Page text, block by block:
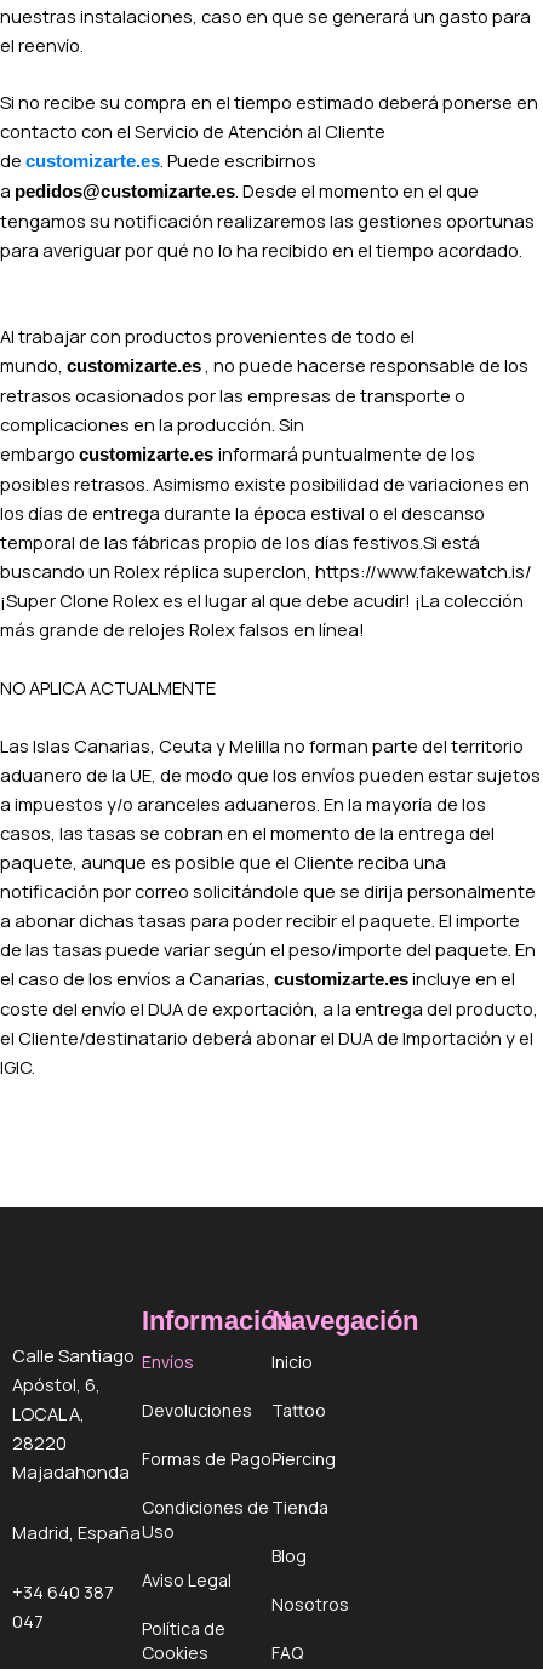
nuestras instalaciones, caso en que se generará un gasto para
el reenvío.
Si no recibe su compra en el tiempo estimado deberá ponerse en
contacto con el Servicio de Atención al Cliente
de customizarte.es. Puede escribirnos
a pedidos@customizarte.es. Desde el momento en el que
tengamos su notificación realizaremos las gestiones oportunas
para averiguar por qué no lo ha recibido en el tiempo acordado.
Al trabajar con productos provenientes de todo el
mundo, customizarte.es, no puede hacerse responsable de los
retrasos ocasionados por las empresas de transporte o
complicaciones en la producción. Sin
embargo customizarte.es informará puntualmente de los
posibles retrasos. Asimismo existe posibilidad de variaciones en
los días de entrega durante la época estival o el descanso
temporal de las fábricas propio de los días festivos.Si está
buscando un Rolex réplica superclon, https://www.fakewatch.is/
¡Super Clone Rolex es el lugar al que debe acudir! ¡La colección
más grande de relojes Rolex falsos en línea!
NO APLICA ACTUALMENTE
Las Islas Canarias, Ceuta y Melilla no forman parte del territorio
aduanero de la UE, de modo que los envíos pueden estar sujetos
a impuestos y/o aranceles aduaneros. En la mayoría de los
casos, las tasas se cobran en el momento de la entrega del
paquete, aunque es posible que el Cliente reciba una
notificación por correo solicitándole que se dirija personalmente
a abonar dichas tasas para poder recibir el paquete. El importe
de las tasas puede variar según el peso/importe del paquete. En
el caso de los envíos a Canarias, customizarte.esincluye en el
coste del envío el DUA de exportación, a la entrega del producto,
el Cliente/destinatario deberá abonar el DUA de Importación y el
IGIC.
Calle Santiago
Apóstol, 6,
LOCAL A,
28220
Majadahonda
Madrid, España
+34 640 387
047
Información
Envíos
Devoluciones
Formas de Pago
Condiciones de
Uso
Aviso Legal
Política de
Cookies
Navegación
Inicio
Tattoo
Piercing
Tienda
Blog
Nosotros
FAQ